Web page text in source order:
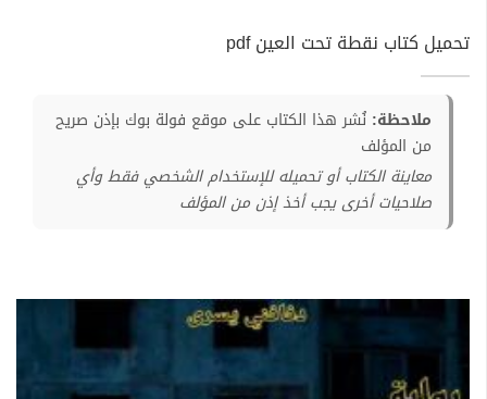
تحميل كتاب نقطة تحت العين pdf
ملاحظة: نُشر هذا الكتاب على موقع فولة بوك بإذن صريح
من المؤلف
معاينة الكتاب أو تحميله للإستخدام الشخصي فقط وأي
صلاحيات أخرى يجب أخذ إذن من المؤلف